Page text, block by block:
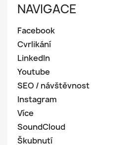
NAVIGACE
Facebook
Cvrlikání
LinkedIn
Youtube
SEO / návštěvnost
Instagram
Více
SoundCloud
Škubnutí